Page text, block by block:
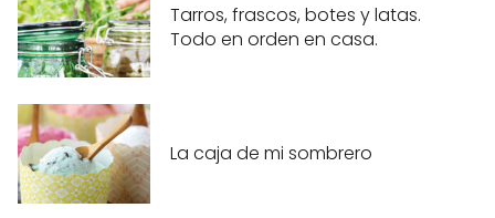
Tarros, frascos, botes y latas.
Todo en orden en casa.
La caja de mi sombrero